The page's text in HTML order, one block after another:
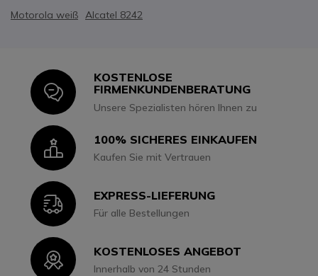
Motorola weiß Alcatel 8242
Icon
KOSTENLOSE
FIRMENKUNDENBERATUNG
Unsere Spezialisten hören Ihnen zu
Icon100% SICHERES EINKAUFEN
Kaufen Sie mit Vertrauen
IconEXPRESS-LIEFERUNG
Für alle Bestellungen
IconKOSTENLOSES ANGEBOT
Innerhalb von 24 Stunden